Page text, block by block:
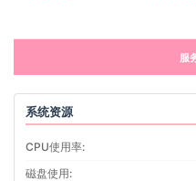
服
系统资源
CPU使用率:
磁盘使用: